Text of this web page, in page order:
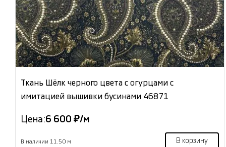
Ткань Шёлк черного цвета с огурцами с
имитацией вышивки бусинами 46871
Цена:6 600 ₽/м
В наличии 11.50 м В корзину